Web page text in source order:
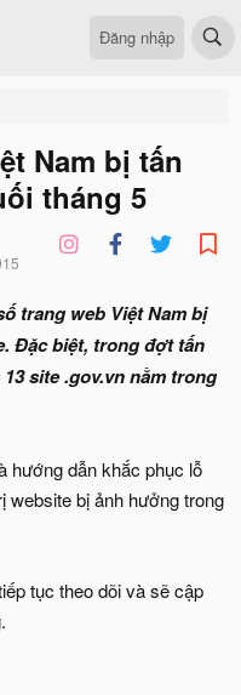
Đăng nhập
Nam bị tấn
tháng 5
trang web Việt Nam bị
Đặc biệt, trong đợt tấn
site .gov.vn nằm trong
hướng dẫn khắc phục lỗ
website bị ảnh hưởng trong
tục theo dõi và sẽ cập